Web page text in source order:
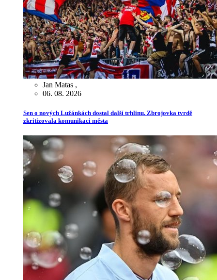
Jan Matas ,
06. 08. 2026
Sen o nových Lužánkách dostal další trhlinu. Zbrojovka tvrdě
zkritizovala komunikaci města